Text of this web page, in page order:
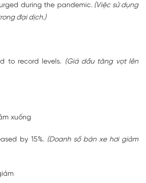
during the pandemic.(Việc sử dụng
đại dịch.)
to record levels. (Giá dầu tăng vọt lên
xuống
by 15%. (Doanh số bán xe hơi giảm